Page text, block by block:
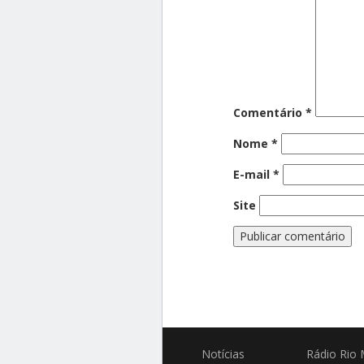
Comentário *
Nome *
E-mail *
Site
Notícias Rádio Rio